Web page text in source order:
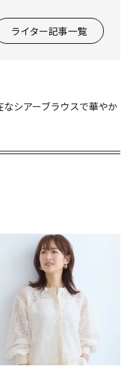
ライター記事一覧
なシアーブラウスで華やか